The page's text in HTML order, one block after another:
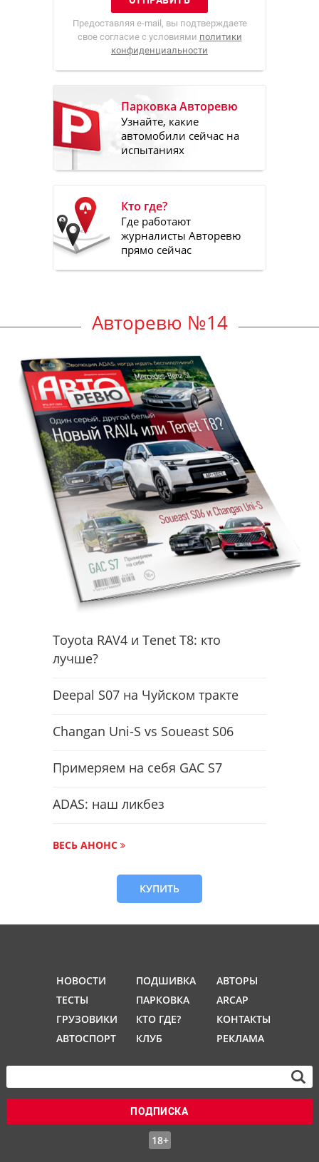
Предоставляя e-mail, вы подтверждаете
свое согласие с условиями политики
конфиденциальности
Парковка Авторевю
Узнайте, какие
автомобили сейчас на
испытаниях
Кто где?
Где работают
журналисты Авторевю
прямо сейчас
Авторевю №14
Toyota RAV4 и Tenet T8: кто
лучше?
Deepal S07 на Чуйском тракте
Changan Uni-S vs Soueast S06
Примеряем на себя GAC S7
ADAS: наш ликбез
ВЕСЬ АНОНС
КУПИТЬ
НОВОСТИ
ТЕСТЫ
ГРУЗОВИКИ
АВТОСПОРТ
ПОДШИВКА
ПАРКОВКА
КТО ГДЕ?
КЛУБ
АВТОРЫ
ARCAP
КОНТАКТЫ
РЕКЛАМА
ПОДПИСКА
18+